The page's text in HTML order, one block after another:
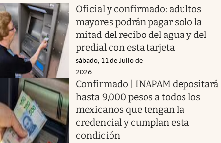
Oficial y confirmado: adultos
mayores podrán pagar solo la
mitad del recibo del agua y del
predial con esta tarjeta
sábado, 11 de Julio de
2026
Confirmado | INAPAM depositará
hasta 9,000 pesos a todos los
mexicanos que tengan la
credencial y cumplan esta
condición